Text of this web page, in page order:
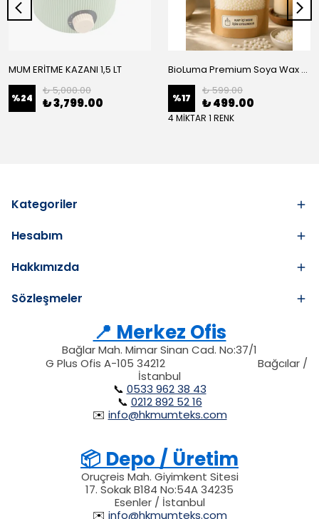
MUM ERİTME KAZANI 1,5 LT
%24
₺ 5,000.00
₺ 3,799.00
BioLuma Premium Soya Wax - Kap İçi Mumlar İçin Boncuk Form
%17
₺ 599.00
₺ 499.00
4 MİKTAR 1 RENK
Kategoriler
Hesabım
Hakkımızda
Sözleşmeler
📍 Merkez Ofis
Bağlar Mah. Mimar Sinan Cad. No:37/1
G Plus Ofis A-105 34212
Bağcılar /
İstanbul
📞 0533 962 38 43
📞 0212 892 52 16
✉️ info@hkmumteks.com
📦 Depo / Üretim
Oruçreis Mah. Giyimkent Sitesi
17. Sokak B184 No:54A 34235
Esenler / İstanbul
✉️ info@hkmumteks.com